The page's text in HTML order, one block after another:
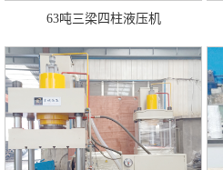
63吨三梁四柱液压机